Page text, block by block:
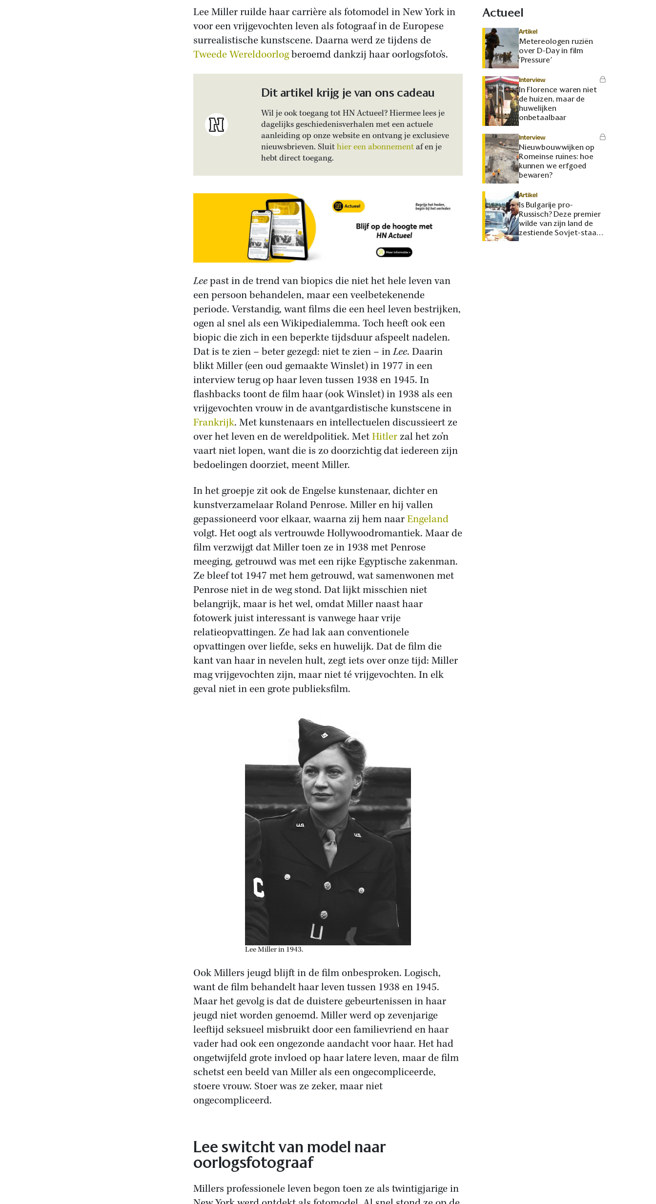
Lee Miller ruilde haar carrière als fotomodel in New York in
voor een vrijgevochten leven als fotograaf in de Europese
surrealistische kunstscene. Daarna werd ze tijdens de
Tweede Wereldoorlogberoemd dankzij haar oorlogsfoto’s.
Dit artikel krijg je van ons cadeau
Wil je ook toegang tot HN Actueel? Hiermee lees je
dagelijks geschiedenisverhalen met een actuele
aanleiding op onze website en ontvang je exclusieve
nieuwsbrieven. Sluithier een abonnementaf en je
hebt direct toegang.
Leepast in de trend van biopics die niet het hele leven van
een persoon behandelen, maar een veelbetekenende
periode. Verstandig, want films die een heel leven bestrijken,
ogen al snel als een Wikipedialemma. Toch heeft ook een
biopic die zich in een beperkte tijdsduur afspeelt nadelen.
Dat is te zien – beter gezegd: niet te zien – inLee. Daarin
blikt Miller (een oud gemaakte Winslet) in 1977 in een
interview terug op haar leven tussen 1938 en 1945. In
flashbacks toont de film haar (ook Winslet) in 1938 als een
vrijgevochten vrouw in de avantgardistische kunstscene in
Frankrijk. Met kunstenaars en intellectuelen discussieert ze
over het leven en de wereldpolitiek. MetHitlerzal het zo’n
vaart niet lopen, want die is zo doorzichtig dat iedereen zijn
bedoelingen doorziet, meent Miller.
In het groepje zit ook de Engelse kunstenaar, dichter en
kunstverzamelaar Roland Penrose. Miller en hij vallen
gepassioneerd voor elkaar, waarna zij hem naarEngeland
volgt. Het oogt als vertrouwde Hollywoodromantiek. Maar de
film verzwijgt dat Miller toen ze in 1938 met Penrose
meeging, getrouwd was met een rijke Egyptische zakenman.
Ze bleef tot 1947 met hem getrouwd, wat samenwonen met
Penrose niet in de weg stond. Dat lijkt misschien niet
belangrijk, maar is het wel, omdat Miller naast haar
fotowerk juist interessant is vanwege haar vrije
relatieopvattingen. Ze had lak aan conventionele
opvattingen over liefde, seks en huwelijk. Dat de film die
kant van haar in nevelen hult, zegt iets over onze tijd: Miller
mag vrijgevochten zijn, maar niet té vrijgevochten. In elk
geval niet in een grote publieksfilm.
Lee Miller in 1943.
Ook Millers jeugd blijft in de film onbesproken. Logisch,
want de film behandelt haar leven tussen 1938 en 1945.
Maar het gevolg is dat de duistere gebeurtenissen in haar
jeugd niet worden genoemd. Miller werd op zevenjarige
leeftijd seksueel misbruikt door een familievriend en haar
vader had ook een ongezonde aandacht voor haar. Het had
ongetwijfeld grote invloed op haar latere leven, maar de film
schetst een beeld van Miller als een ongecompliceerde,
stoere vrouw. Stoer was ze zeker, maar niet
ongecompliceerd.
Lee switcht van model naar
oorlogsfotograaf
Millers professionele leven begon toen ze als twintigjarige in
Actueel
Artikel
Metereologen ruziën
over D-Day in film
‘Pressure’
Interview
In Florence waren niet
de huizen, maar de
huwelijken
onbetaalbaar
Interview
Nieuwbouwwijken op
Romeinse ruïnes: hoe
kunnen we erfgoed
bewaren?
Artikel
Is Bulgarije pro-
Russisch? Deze premier
wilde van zijn land de
zestiende Sovjet-staat
maken